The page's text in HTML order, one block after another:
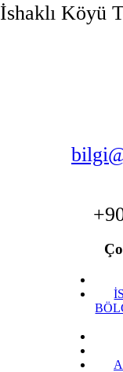
İshaklı Köyü